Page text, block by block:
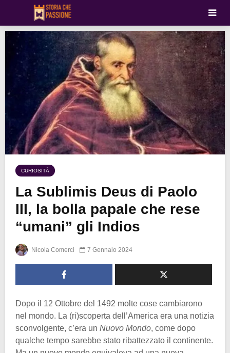
CURIOSITÀ
La Sublimis Deus di Paolo
III, la bolla papale che rese
“umani” gli Indios
Nicola Comerci 7 Gennaio 2024
Dopo il 12 Ottobre del 1492 molte cose cambiarono
nel mondo. La (ri)scoperta dell’America era una notizia
sconvolgente, c’era un Nuovo Mondo, come dopo
qualche tempo sarebbe stato ribattezzato il continente.